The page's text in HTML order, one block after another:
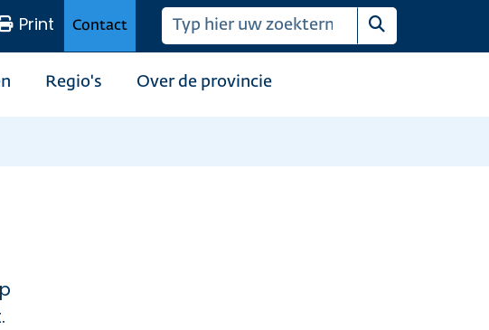
Print Contact
Zoeken
Regio's Over de provincie